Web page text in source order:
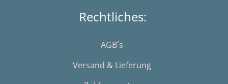
Rechtliches:
AGB´s
Versand & Lieferung